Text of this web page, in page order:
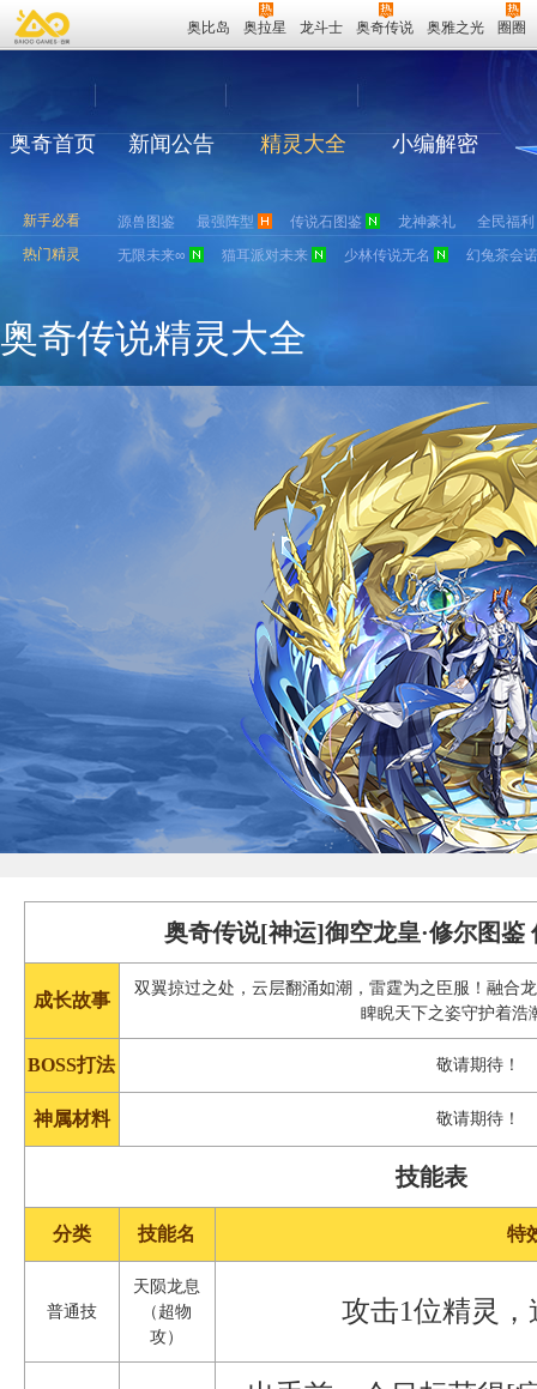
奥比岛 奥拉星 龙斗士 奥奇传说 奥雅之光 圈圈
奥奇首页 新闻公告 精灵大全 小编解密
新手必看 源兽图鉴 最强阵型 传说石图鉴 龙神豪礼
全民福利
热门精灵
无限未来∞ 猫耳派对未来 少林传说无名 幻兔茶会
奥奇传说精灵大全
奥奇传说[神运]御空龙皇·修尔图鉴
成长故事
双翼掠过之处，云层翻涌如潮，雷霆为之臣服！融合
睥睨天下之姿守护着浩
BOSS打法 敬请期待！
神属材料 敬请期待！
技能表
分类 技能名 特
普通技
天陨龙息
（超物
攻）
攻击1位精灵，